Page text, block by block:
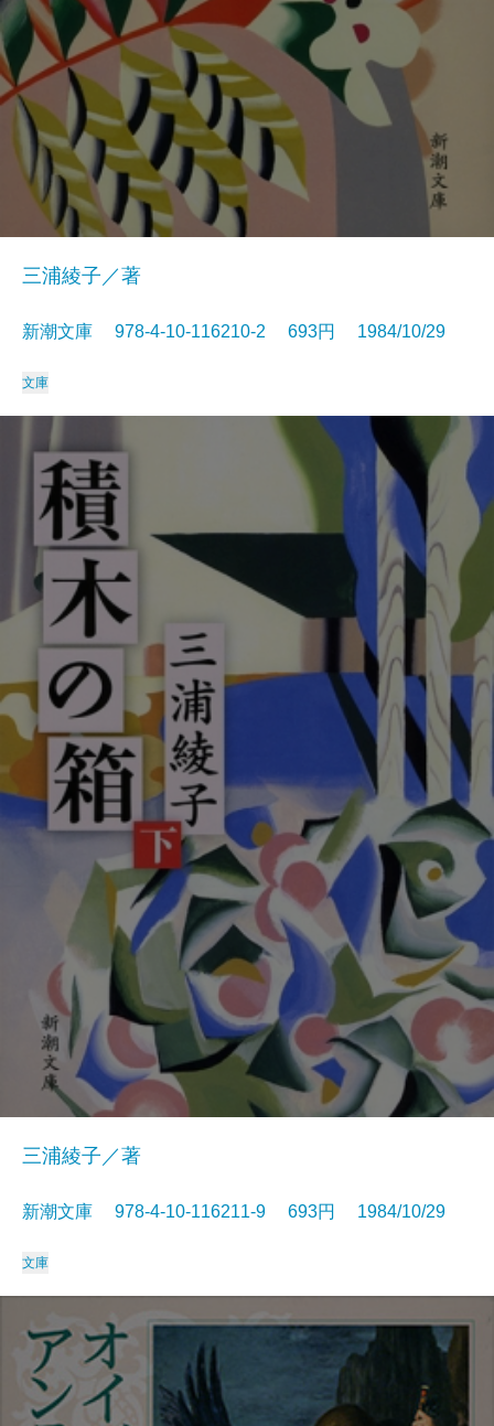
三浦綾子／著
新潮文庫 978-4-10-116210-2 693円 1984/10/29
文庫
三浦綾子／著
新潮文庫 978-4-10-116211-9 693円 1984/10/29
文庫